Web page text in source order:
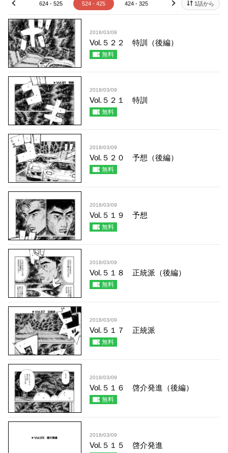
- 625 624 - 525 524 - 425 424 - 325 324 - 225 224 -
prev next 1話から
2018/03/09
Vol.５２２ 特訓（後編）
無料
2018/03/09
Vol.５２１ 特訓
無料
2018/03/09
Vol.５２０ 予想（後編）
無料
2018/03/09
Vol.５１９ 予想
無料
2018/03/09
Vol.５１８ 正統派（後編）
無料
2018/03/09
Vol.５１７ 正統派
無料
2018/03/09
Vol.５１６ 啓介発進（後編）
無料
2018/03/09
Vol.５１５ 啓介発進